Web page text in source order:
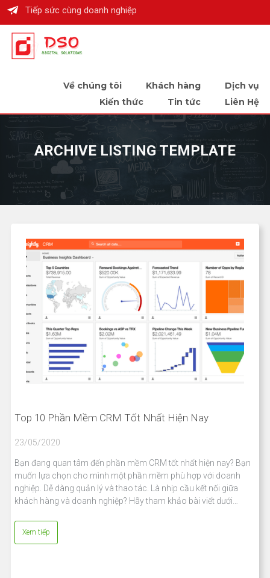
Tiếp sức cùng doanh nghiệp
Về chúng tôi Khách hàng
Dịch vụ
Kiến thức
Tin tức Liên Hệ
ARCHIVE LISTING TEMPLATE
Top 10 Phần Mềm CRM Tốt Nhất Hiện Nay
23/05/2020
Bạn đang quan tâm đến phần mềm CRM tốt nhất hiện nay? Bạn
muốn lựa chọn cho mình một phần mềm phù hợp với doanh
nghiệp. Dễ dàng quản lý và thao tác. Là nhịp cầu kết nối giữa
khách hàng và doanh nghiệp? Hãy tham khảo bài viết dưới…
Xem tiếp